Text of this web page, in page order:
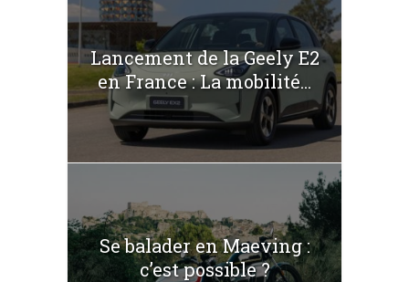
Lancement de la Geely E2
en France : La mobilité...
Se balader en Maeving :
c’est possible ?